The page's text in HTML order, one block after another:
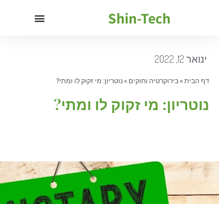
Shin-Tech
ינואר 12, 2022
דף הבית»בירוקרטיה וחוקים»נוטריון: מי זקוק לו ומתי?
נוטריון: מי זקוק לו ומתי?